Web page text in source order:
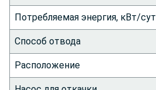
Потребляемая энергия, кВт/сут
Способ отвода
Расположение